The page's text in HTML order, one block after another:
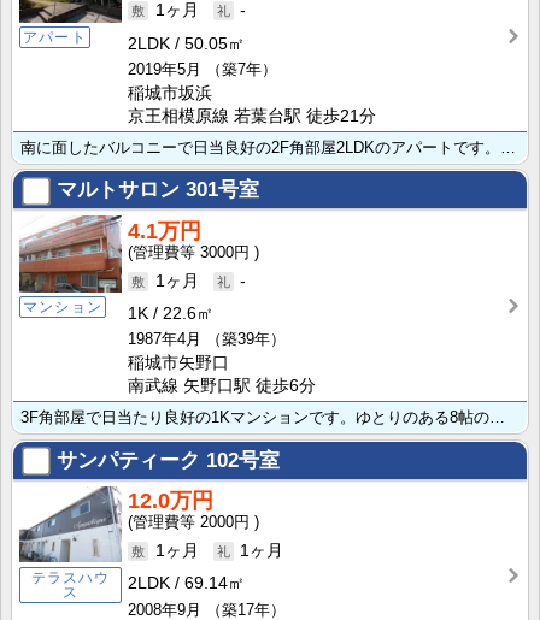
アパート
1ヶ月
-
2LDK
50.05㎡
2019年5月
（築7年）
稲城市坂浜
京王相模原線 若葉台駅 徒歩21分
マルトサロン 301号室
マンション
4.1万円
3000円
1ヶ月
-
1K
22.6㎡
1987年4月
（築39年）
稲城市矢野口
南武線 矢野口駅 徒歩6分
サンパティーク 102号室
テラスハウ
ス
12.0万円
2000円
1ヶ月
1ヶ月
2LDK
69.14㎡
2008年9月
（築17年）